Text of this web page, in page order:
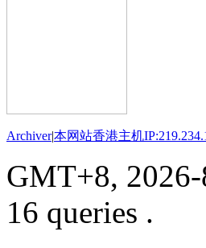
Archiver|本网站香港主机
GMT+8,
16 queries .